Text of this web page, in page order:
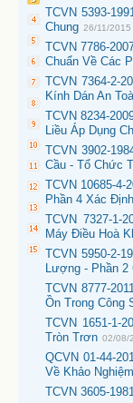
TCVN 5393-
Chung 26/11/2015
TCVN 7786-
Chuẩn Về Các
TCVN 7364-2-
Kính Dán An
TCVN 8234-
Liều Áp Dụng
TCVN 3902-
Cầu - Tổ Chức
TCVN 10685-4-
Phần 4 Xác
TCVN 7327-1-
Máy Điều Hoà
TCVN 5950-2-
Lượng - Phần 2
TCVN 8777-
Ồn Trong Công
TCVN 1651-1-
Tròn Trơn 02/08/
QCVN 01-44-
Về Khảo
TCVN 3605-